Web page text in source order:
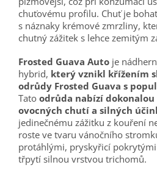
chuťovému profilu. Chuť je
s náznaky krémové zmrzliny,
chutný zážitek s lehce zemitým
Frosted Guava Auto je
hybrid, který vznikl křížením
odrůdy Frosted Guava s
Tato odrůda nabízí
ovocných chutí a silných
jedinečnému zážitku z kouření
roste ve tvaru vánočního
protáhlými, pryskyřicí
třpytí silnou vrstvou trichomů.